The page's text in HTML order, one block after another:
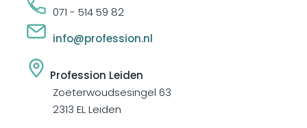
071 - 514 59 82
info@profession.nl
Profession Leiden
Zoeterwoudsesingel 63
2313 EL Leiden